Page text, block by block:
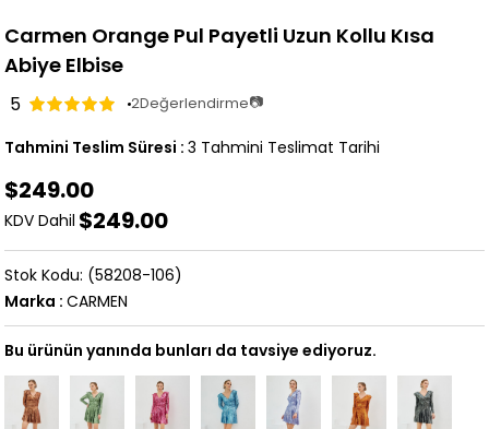
Carmen Orange Pul Payetli Uzun Kollu Kısa
Abiye Elbise
5 2Değerlendirme📷
Tahmini Teslim Süresi : 3 Tahmini Teslimat Tarihi
$249.00
KDV Dahil $249.00
(58208-106)
Marka : CARMEN
Bu ürünün yanında bunları da tavsiye ediyoruz.